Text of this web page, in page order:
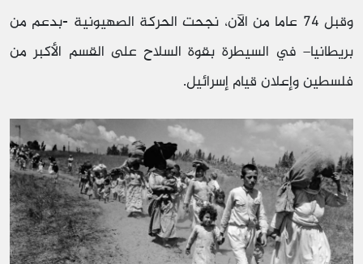
وقبل 74 عاما من الآن، نجحت الحركة الصهيونية -بدعم من
بريطانيا– في السيطرة بقوة السلاح على القسم الأكبر من
فلسطين وإعلان قيام إسرائيل.